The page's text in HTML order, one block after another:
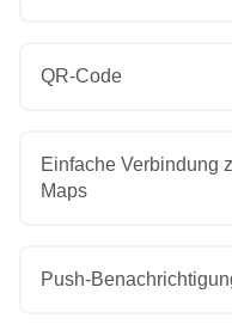
QR-Code
Einfache Verbindung
Maps
Push-